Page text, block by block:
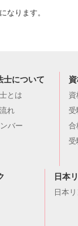
なります。
士について
とは
れ
バー
資
受
合
受
日本
日本